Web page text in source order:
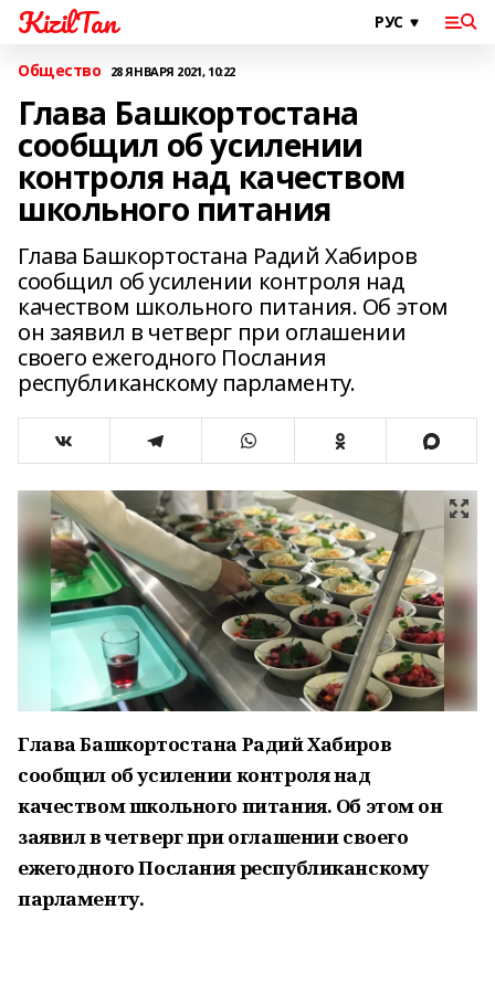
KizilTan
Общество 28 ЯНВАРЯ 2021, 10:22
Глава Башкортостана
сообщил об усилении
контроля над качеством
школьного питания
Глава Башкортостана Радий Хабиров
сообщил об усилении контроля над
качеством школьного питания. Об этом
он заявил в четверг при оглашении
своего ежегодного Послания
республиканскому парламенту.
Глава Башкортостана Радий Хабиров
сообщил об усилении контроля над
качеством школьного питания. Об этом он
заявил в четверг при оглашении своего
ежегодного Послания республиканскому
парламенту.